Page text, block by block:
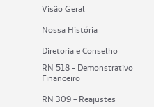
Visão Geral
Nossa História
Diretoria e Conselho
RN 518 - Demonstrativo
Financeiro
RN 309 - Reajustes